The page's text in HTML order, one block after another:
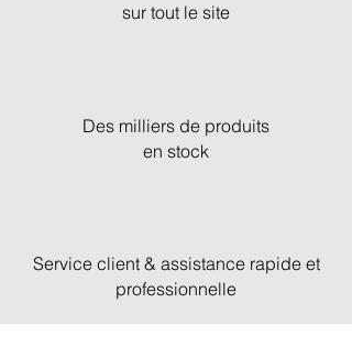
sur tout le site
Des milliers de produits
en stock
Service client & assistance rapide et
professionnelle